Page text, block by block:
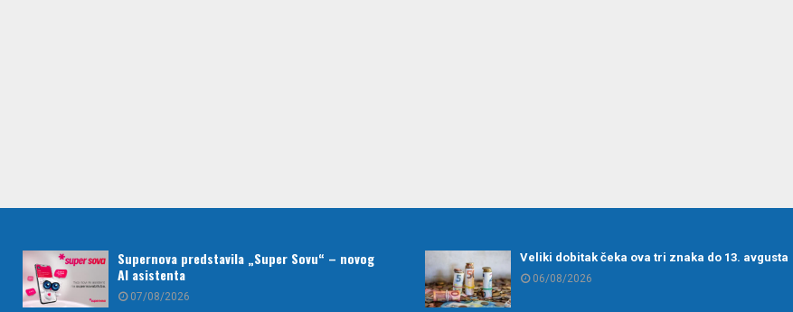
Supernova predstavila „Super Sovu“ – novog
AI asistenta
07/08/2026
Veliki dobitak čeka ova tri znaka do 13. avgusta
06/08/2026